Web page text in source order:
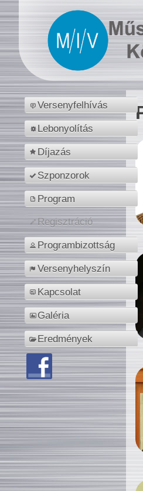
Versenyfelhívás
Lebonyolítás
Díjazás
Szponzorok
Program
Regisztráció
Programbizottság
Versenyhelyszín
Kapcsolat
Galéria
Eredmények